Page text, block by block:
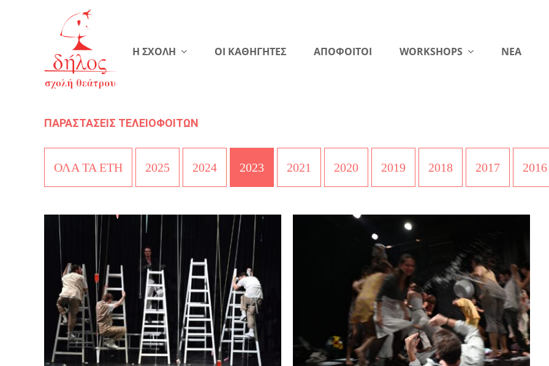
Η ΣΧΟΛΗ ΟΙ ΚΑΘΗΓΗΤΕΣ ΑΠΟΦΟΙΤΟΙ WORKSHOPS NEA
ΠΑΡΑΣΤΑΣΕΙΣ ΤΕΛΕΙΟΦΟΙΤΩΝ
ΟΛΑ ΤΑ ΕΤΗ 2025 2024 2023 2021 2020 2019 2018 2017 2016